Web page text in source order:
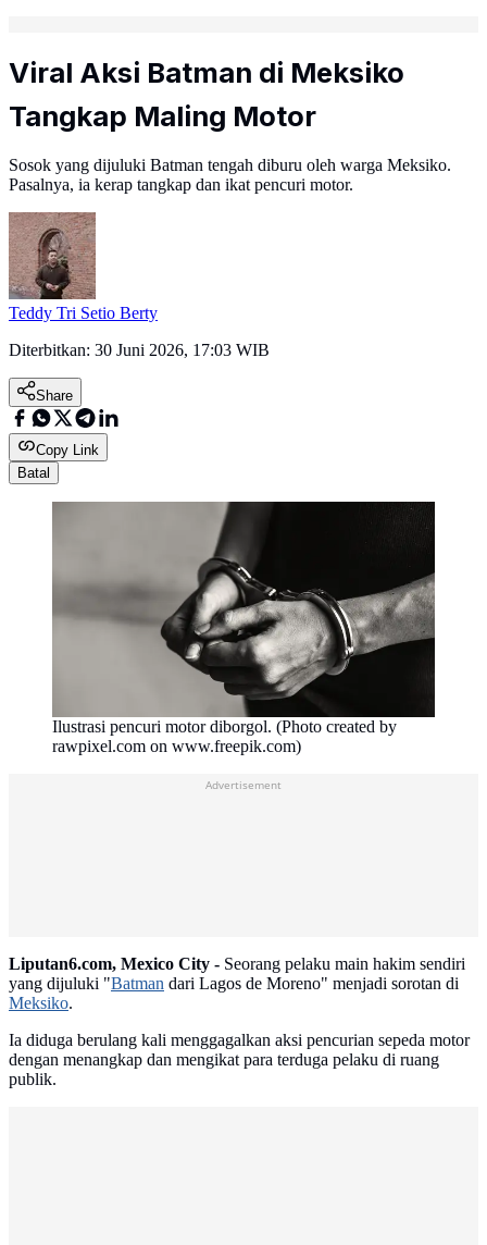
Viral Aksi Batman di Meksiko
Tangkap Maling Motor
Sosok yang dijuluki Batman tengah diburu oleh warga Meksiko.
Pasalnya, ia kerap tangkap dan ikat pencuri motor.
Teddy Tri Setio Berty
Diterbitkan: 30 Juni 2026, 17:03 WIB
Share
Copy Link
Batal
Ilustrasi pencuri motor diborgol. (Photo created by
rawpixel.com on www.freepik.com)
Advertisement
Liputan6.com, Mexico City - Seorang pelaku main hakim sendiri
yang dijuluki "Batman dari Lagos de Moreno" menjadi sorotan di
Meksiko.
Ia diduga berulang kali menggagalkan aksi pencurian sepeda motor
dengan menangkap dan mengikat para terduga pelaku di ruang
publik.